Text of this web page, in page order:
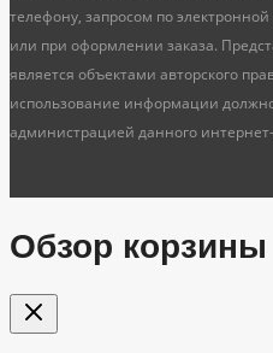
телефону, запросом по
или при оформлении заказа.
является объектами авторского
использование информации
администрацией данного
Обзор корзины